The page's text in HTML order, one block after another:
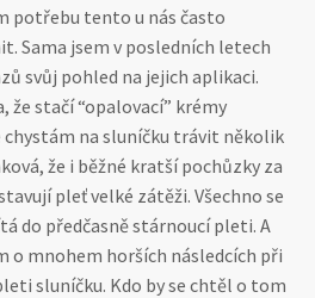
potřebu tento u nás často
Sama jsem v posledních letech
svůj pohled na jejich aplikaci.
že stačí “opalovací” krémy
chystám na sluníčku trávit několik
že i běžné kratší pochůzky za
pleť velké zátěži. Všechno se
do předčasně stárnoucí pleti. A
o mnohem horších následcích při
sluníčku. Kdo by se chtěl o tom